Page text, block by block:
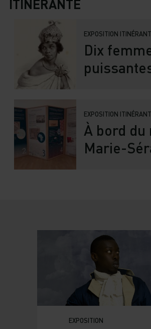
ITINÉRANTE
EXPOSITION
Dix
EXPOSITION
À bord du
Marie-
EXPOSITION